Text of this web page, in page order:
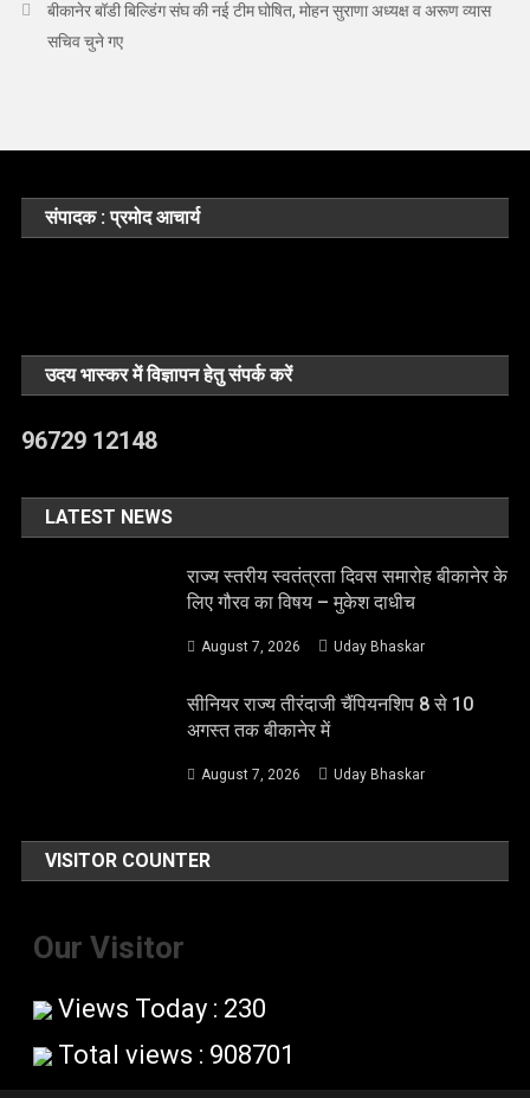
बीकानेर बॉडी बिल्डिंग संघ की नई टीम घोषित, मोहन सुराणा अध्यक्ष व अरूण व्यास
सचिव चुने गए
संपादक : प्रमोद आचार्य
उदय भास्कर में विज्ञापन हेतु संपर्क करें
96729 12148
LATEST NEWS
राज्य स्तरीय स्वतंत्रता दिवस समारोह बीकानेर के
लिए गौरव का विषय – मुकेश दाधीच
August 7, 2026 Uday Bhaskar
सीनियर राज्य तीरंदाजी चैंपियनशिप 8 से 10
अगस्त तक बीकानेर में
August 7, 2026 Uday Bhaskar
VISITOR COUNTER
Our Visitor
Views Today : 230
Total views : 908701